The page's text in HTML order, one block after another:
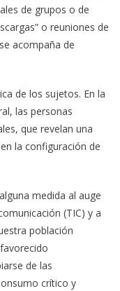
de grupos o de
o reuniones de
acompaña de
de los sujetos. En la
las personas
que revelan una
la configuración de
medida al auge
(TIC) y a
población
de las
crítico y